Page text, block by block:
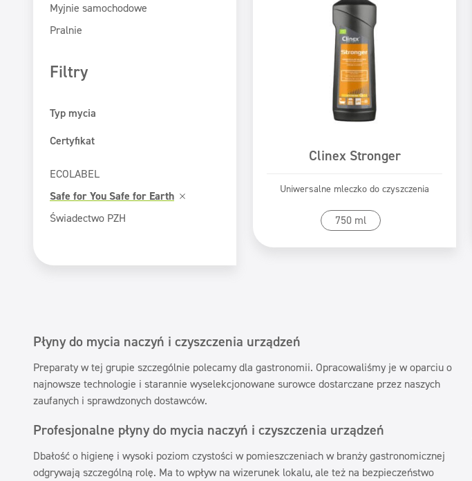
Myjnie samochodowe
Pralnie
Filtry
Typ mycia
Mycie maszynowe
Certyfikat
ECOLABEL
Safe for You Safe for Earth
Świadectwo PZH
Clinex Stronger
Uniwersalne mleczko do czyszczenia
750 ml
Przejdź do produktu
Płyny do mycia naczyń i czyszczenia urządzeń
Preparaty w tej grupie szczególnie polecamy dla gastronomii. Opracowaliśmy je w oparciu o
najnowsze technologie i starannie wyselekcjonowane surowce dostarczane przez naszych
zaufanych i sprawdzonych dostawców.
Profesjonalne płyny do mycia naczyń i czyszczenia urządzeń
Dbałość o higienę i wysoki poziom czystości w pomieszczeniach w branży gastronomicznej
odgrywają szczególną rolę. Ma to wpływ na wizerunek lokalu, ale też na bezpieczeństwo